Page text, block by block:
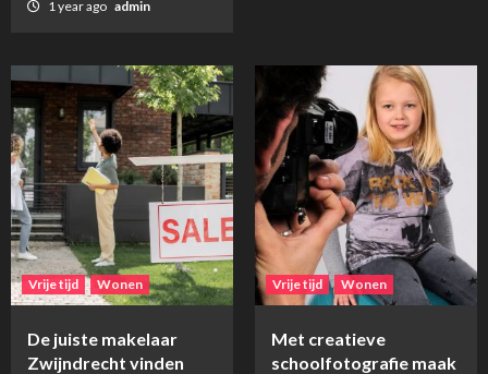
1 year ago admin
Vrije tijd Wonen
De juiste makelaar
Zwijndrecht vinden
Vrije tijd Wonen
Met creatieve
schoolfotografie maak